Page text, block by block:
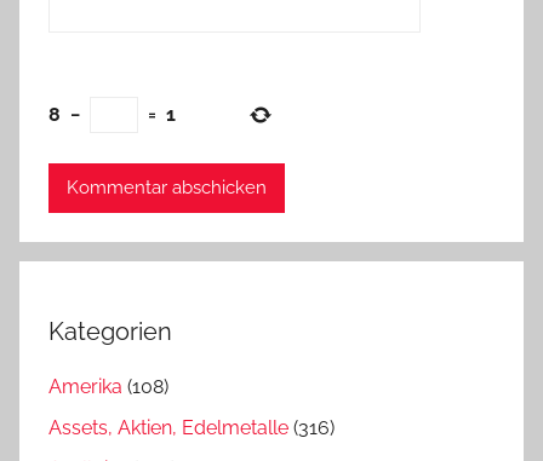
8 − = 1
Kategorien
Amerika (108)
Assets, Aktien, Edelmetalle (316)